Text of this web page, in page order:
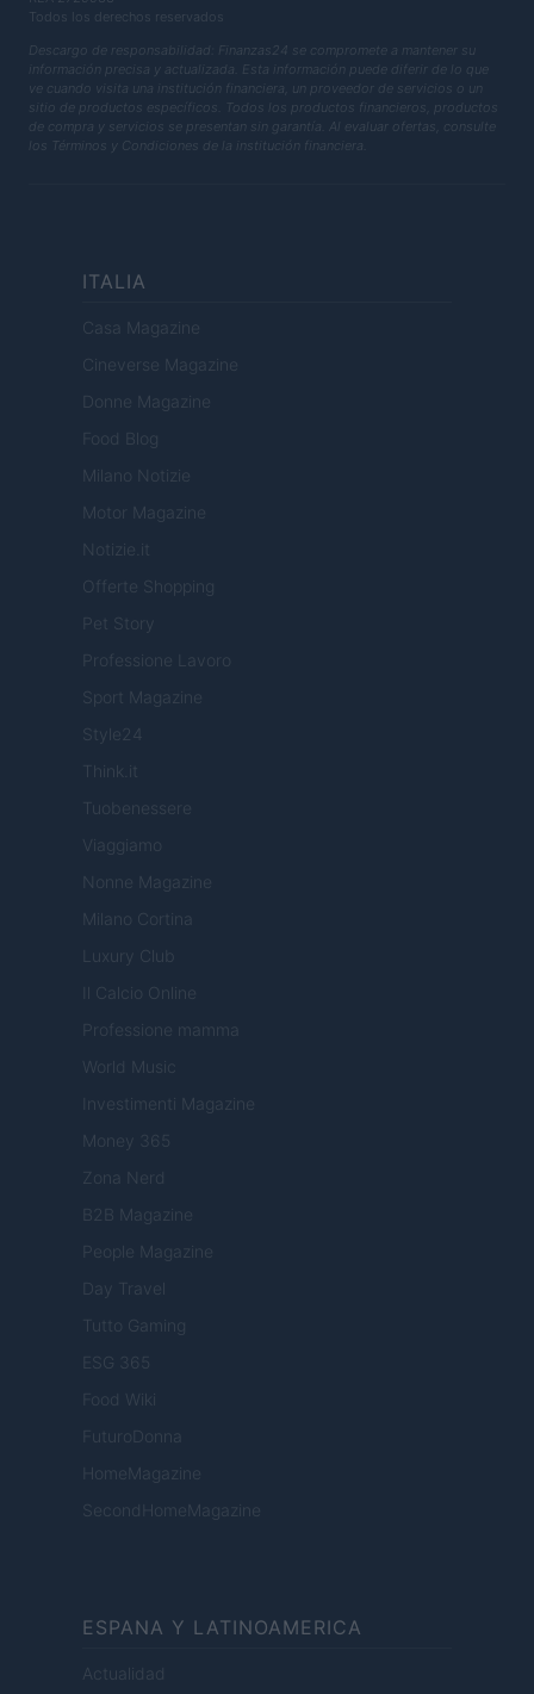
Todos los derechos reservados
Descargo de responsabilidad: Finanzas24 se compromete a mantener su
información precisa y actualizada. Esta información puede diferir de lo que
ve cuando visita una institución financiera, un proveedor de servicios o un
sitio de productos específicos. Todos los productos financieros, productos
de compra y servicios se presentan sin garantía. Al evaluar ofertas, consulte
los Términos y Condiciones de la institución financiera.
ITALIA
Casa Magazine
Cineverse Magazine
Donne Magazine
Food Blog
Milano Notizie
Motor Magazine
Notizie.it
Offerte Shopping
Pet Story
Professione Lavoro
Sport Magazine
Style24
Think.it
Tuobenessere
Viaggiamo
Nonne Magazine
Milano Cortina
Luxury Club
Il Calcio Online
Professione mamma
World Music
Investimenti Magazine
Money 365
Zona Nerd
B2B Magazine
People Magazine
Day Travel
Tutto Gaming
ESG 365
Food Wiki
FuturoDonna
HomeMagazine
SecondHomeMagazine
ESPANA Y LATINOAMERICA
Actualidad